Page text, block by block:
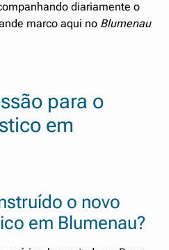
diariamente o
marco aqui no Blumenau
para o
em
o novo
em Blumenau?